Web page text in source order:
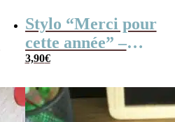
Stylo “Merci pour
cette année” –
Cadeau maîtresse
3,90€